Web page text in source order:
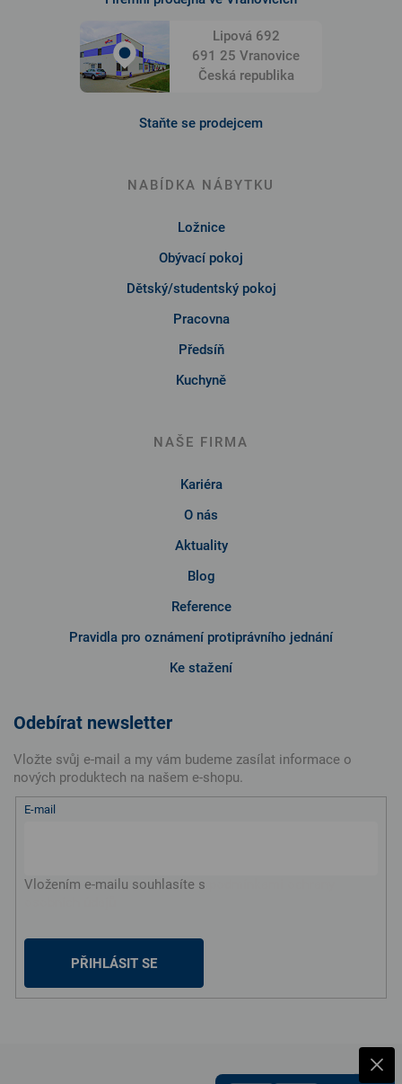
Lipová 692
691 25 Vranovice
Česká republika
Staňte se prodejcem
NABÍDKA NÁBYTKU
Ložnice
Obývací pokoj
Dětský/studentský pokoj
Pracovna
Předsíň
Kuchyně
NAŠE FIRMA
Kariéra
O nás
Aktuality
Blog
Reference
Pravidla pro oznámení protiprávního jednání
Ke stažení
Odebírat newsletter
Vložte svůj e-mail a my vám budeme zasílat informace o
nových produktech na našem e-shopu.
E-mail
Vložením e-mailu souhlasíte s
PŘIHLÁSIT SE